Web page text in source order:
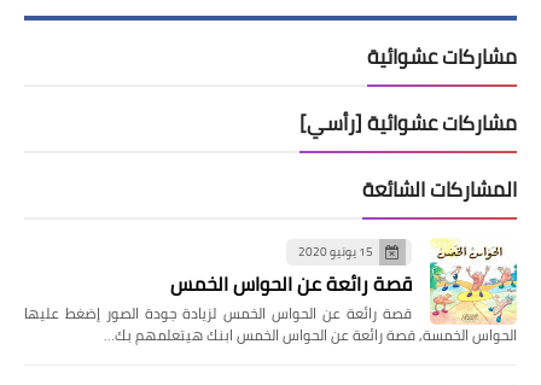
مشاركات عشوائية
مشاركات عشوائية [رأسي]
المشاركات الشائعة
15 يونيو 2020
قصة رائعة عن الحواس الخمس
قصة رائعة عن الحواس الخمس لزيادة جودة الصور إضغط عليها
الحواس الخمسة, قصة رائعة عن الحواس الخمس ابنك هيتعلمهم بك…